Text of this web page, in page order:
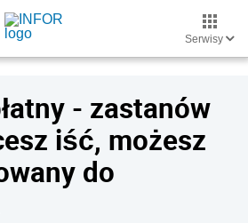
Serwisy
- zastanów
iść, możesz
do